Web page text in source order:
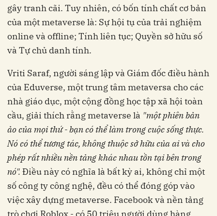
gây tranh cãi. Tuy nhiên, có bốn tính chất cơ bản
của một metaverse là: Sự hội tụ của trải nghiệm
online và offline; Tính liên tục; Quyền sở hữu số
và Tự chủ danh tính.
Vriti Saraf, người sáng lập và Giám đốc điều hành
của Eduverse, một trung tâm metaversa cho các
nhà giáo dục, một cộng đồng học tập xã hội toàn
cầu, giải thích rằng metaverse là "một phiên bản
ảo của mọi thứ - bạn có thể làm trong cuộc sống thực.
Nó có thể tương tác, không thuộc sở hữu của ai và cho
phép rất nhiều nền tảng khác nhau tồn tại bên trong
nó". Điều này có nghĩa là bất kỳ ai, không chỉ một
số công ty công nghệ, đều có thể đóng góp vào
việc xây dựng metaverse. Facebook và nền tảng